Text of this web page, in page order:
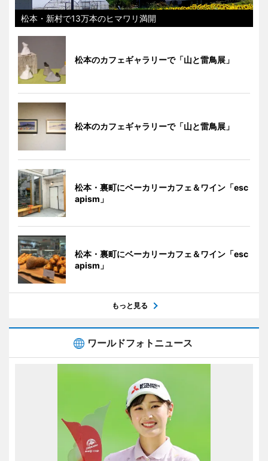
松本・新村で13万本のヒマワリ満開
松本のカフェギャラリーで「山と雷鳥展」
松本のカフェギャラリーで「山と雷鳥展」
松本・裏町にベーカリーカフェ＆ワイン「esc
apism」
松本・裏町にベーカリーカフェ＆ワイン「esc
apism」
もっと見る
ワールドフォトニュース